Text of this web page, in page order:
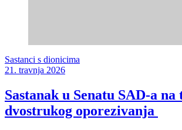
Sastanci s dionicima
21. travnja 2026
Sastanak u Senatu SAD-a na
dvostrukog oporezivanja